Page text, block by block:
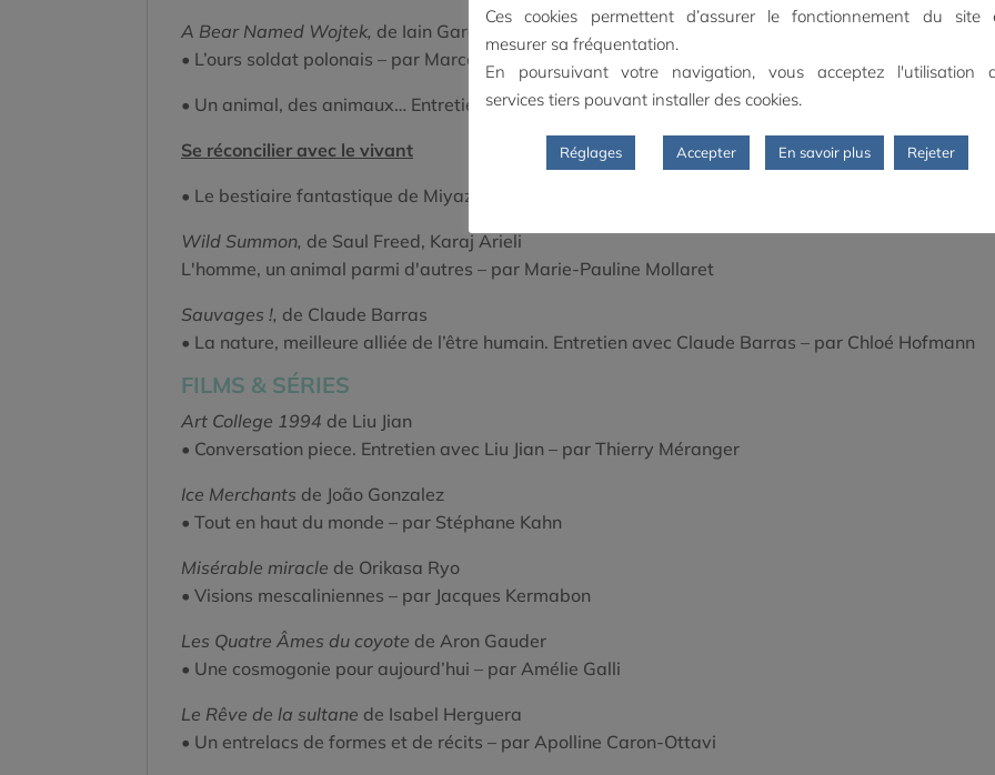
A Bear Named Wojtek, de Iain Gardner
• L’ours soldat polonais – par Marco de Blois
• Un animal, des animaux… Entretien avec Nicolas Deveaux – par Isabelle Vanini
Se réconcilier avec le vivant
• Le bestiaire fantastique de Miyazaki – par Xavier Kawa-Topor
Wild Summon, de Saul Freed, Karaj Arieli
L'homme, un animal parmi d'autres – par Marie-Pauline Mollaret
Sauvages !, de Claude Barras
• La nature, meilleure alliée de l’être humain. Entretien avec Claude Barras – par Chloé Hofmann
FILMS & SÉRIES
Art College 1994 de Liu Jian
• Conversation piece. Entretien avec Liu Jian – par Thierry Méranger
Ice Merchants de João Gonzalez
• Tout en haut du monde – par Stéphane Kahn
Misérable miracle de Orikasa Ryo
• Visions mescaliniennes – par Jacques Kermabon
Les Quatre Âmes du coyote de Aron Gauder
• Une cosmogonie pour aujourd’hui – par Amélie Galli
Le Rêve de la sultane de Isabel Herguera
• Un entrelacs de formes et de récits – par Apolline Caron-Ottavi
Ces cookies permettent d’assurer le fonctionnement du site
mesurer sa fréquentation.
En poursuivant votre navigation, vous acceptez l'utilisation
services tiers pouvant installer des cookies.
Réglages Accepter En savoir plus Rejeter